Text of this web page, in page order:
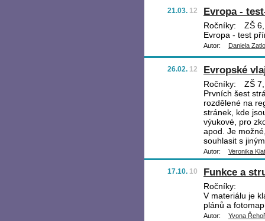
21.03. 12 Evropa -
Ročníky:
ZŠ
Evropa - test
Autor: Daniela
26.02. 12 Evropské
Ročníky:
ZŠ
Prvních šest
rozdělené na
stránek, kde
výukové, pro
apod. Je
souhlasit s
Autor: Veronika
17.10. 10 Funkce a
Ročníky:
V materiálu je
plánů a
Autor: Yvona